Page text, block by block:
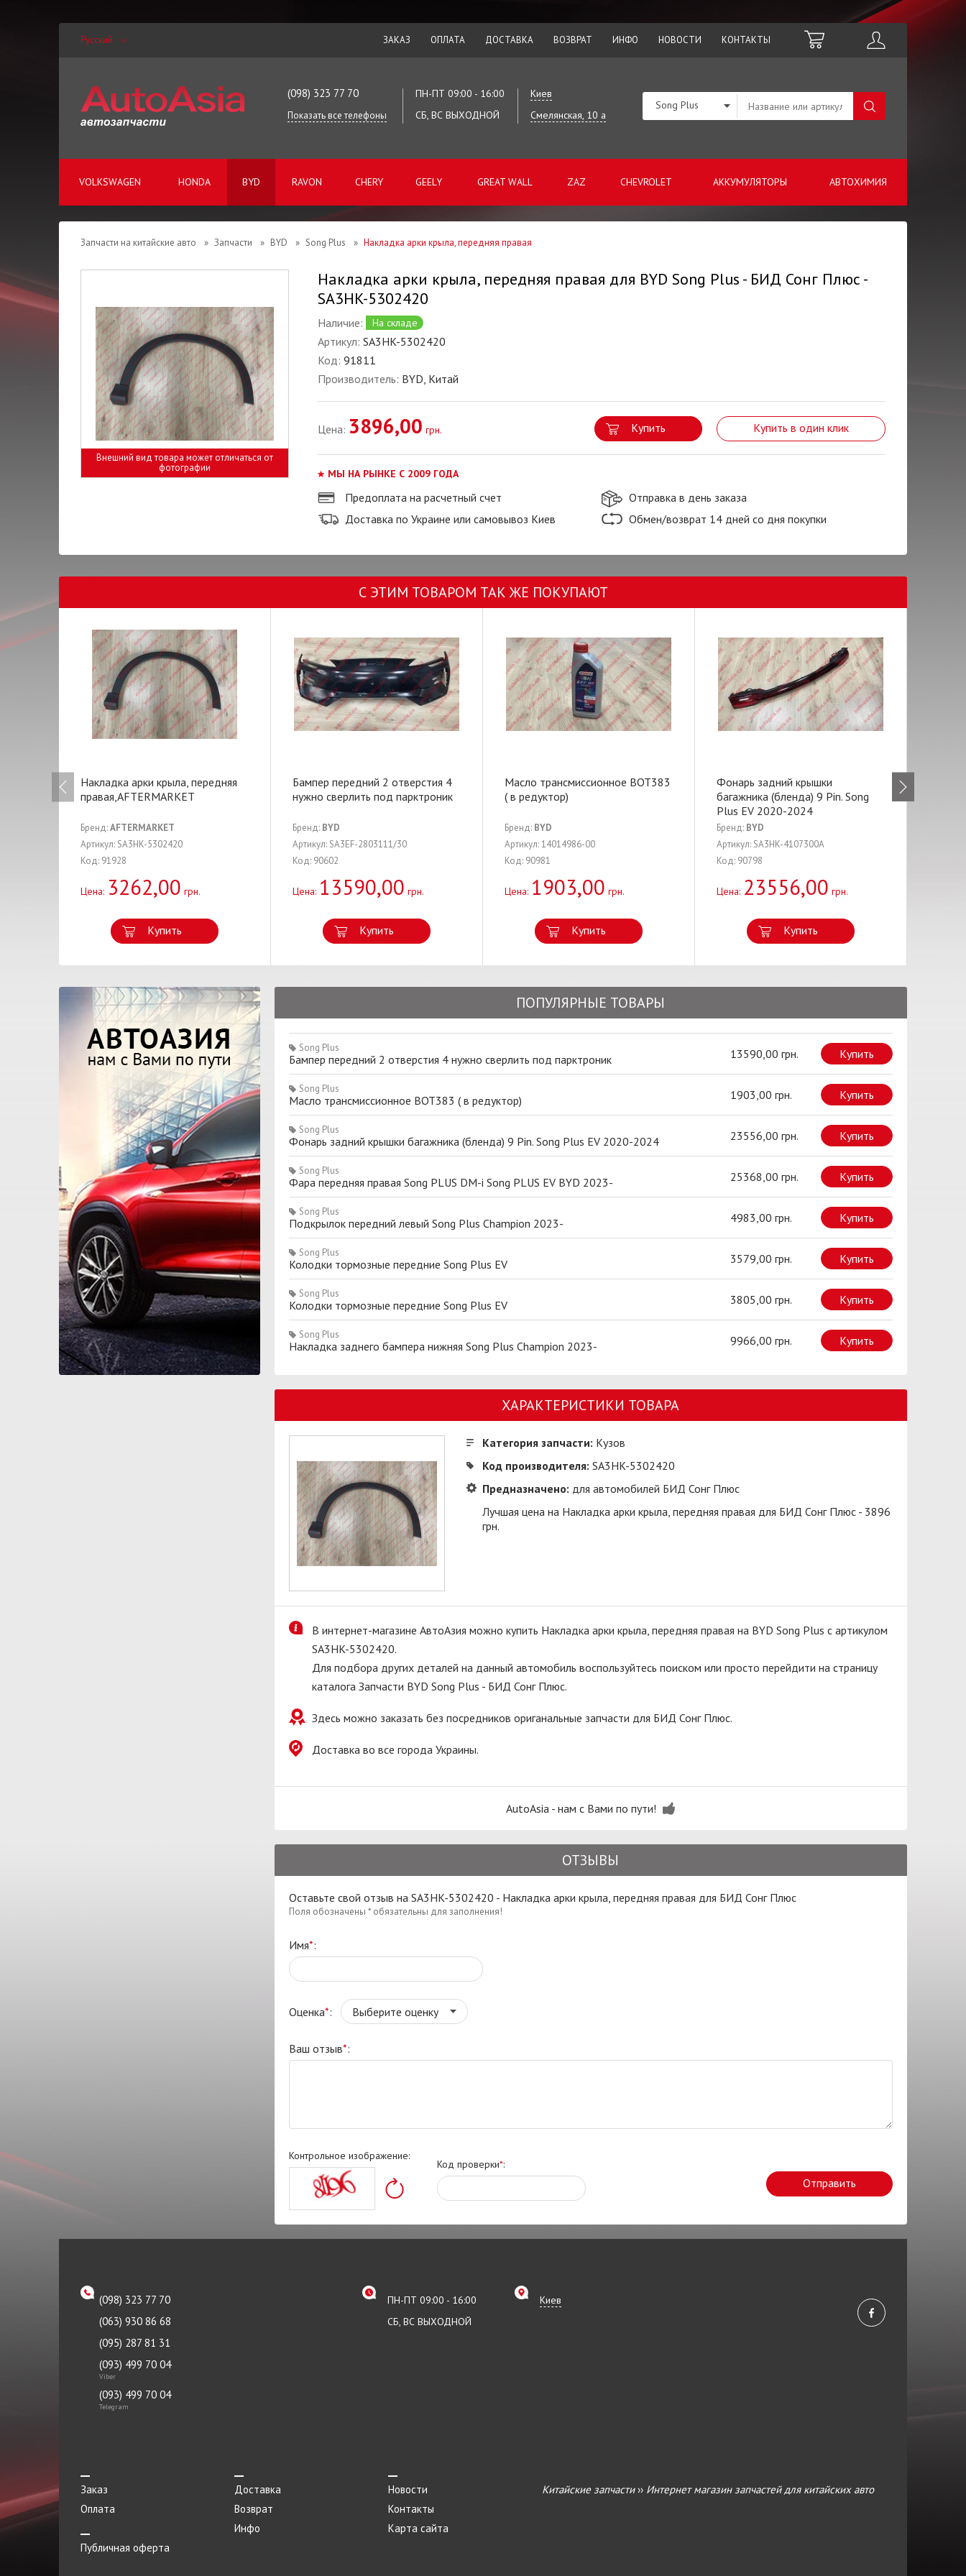
Русский ЗАКАЗ ОПЛАТА ДОСТАВКА ВОЗВРАТ ИНФО НОВОСТИ КОНТАКТЫ
(098) 323 77 70
Показать все телефоны
ПН-ПТ 09:00 - 16:00
СБ, ВС ВЫХОДНОЙ
Киев
Смелянская, 10 а
VOLKSWAGEN HONDA BYD RAVON CHERY GEELY GREAT WALL ZAZ CHEVROLET АККУМУЛЯТОРЫ АВТОХИМИЯ
Song Plus
Запчасти на китайские авто » Запчасти » BYD » Song Plus » Накладка арки крыла, передняя правая
Внешний вид товара может отличаться от
фотографии
Накладка арки крыла, передняя правая для BYD Song Plus - БИД Сонг Плюс -
SA3HK-5302420
Наличие: На складе
Артикул: SA3HK-5302420
Код: 91811
Производитель: BYD, Китай
Цена: 3896,00 грн. Купить Купить в один клик
МЫ НА РЫНКЕ С 2009 ГОДА
Предоплата на расчетный счет
Отправка в день заказа
Доставка по Украине или самовывоз Киев
Обмен/возврат 14 дней со дня покупки
С ЭТИМ ТОВАРОМ ТАК ЖЕ ПОКУПАЮТ
Накладка арки крыла, передняя
правая,AFTERMARKET
Бренд:AFTERMARKET
Артикул: SA3HK-5302420
Код: 91928
Цена: 3262,00 грн.
Купить
Бампер передний 2 отверстия 4
нужно сверлить под парктроник
Бренд: BYD
Артикул: SA3EF-2803111/30
Код: 90602
Цена: 13590,00 грн.
Купить
Масло трансмиссионное BOT383
( в редуктор)
Бренд: BYD
Артикул: 14014986-00
Код: 90981
Цена: 1903,00 грн.
Купить
Фонарь задний крышки
багажника (бленда) 9 Pin. Song
Plus EV 2020-2024
Бренд: BYD
Артикул: SA3HK-4107300A
Код: 90798
Цена: 23556,00 грн.
Купить
ПОПУЛЯРНЫЕ ТОВАРЫ
Song Plus
Бампер передний 2 отверстия 4 нужно сверлить под парктроник 13590,00 грн. Купить
Song Plus
Масло трансмиссионное BOT383 ( в редуктор) 1903,00 грн. Купить
Song Plus
Фонарь задний крышки багажника (бленда) 9 Pin. Song Plus EV 2020-2024 23556,00 грн. Купить
Song Plus
Фара передняя правая Song PLUS DM-i Song PLUS EV BYD 2023- 25368,00 грн. Купить
Song Plus
Подкрылок передний левый Song Plus Champion 2023- 4983,00 грн. Купить
Song Plus
Колодки тормозные передние Song Plus EV 3579,00 грн. Купить
Song Plus
Колодки тормозные передние Song Plus EV 3805,00 грн. Купить
Song Plus
Накладка заднего бампера нижняя Song Plus Champion 2023- 9966,00 грн. Купить
ХАРАКТЕРИСТИКИ ТОВАРА
Категория запчасти: Кузов
Код производителя: SA3HK-5302420
Предназначено: для автомобилей БИД Сонг Плюс
Лучшая цена на Накладка арки крыла, передняя правая для БИД Сонг Плюс - 3896
грн.
В интернет-магазине АвтоАзия можно купить Накладка арки крыла, передняя правая на BYD Song Plus с артикулом
SA3HK-5302420.
Для подбора других деталей на данный автомобиль воспользуйтесь поиском или просто перейдити на страницу
каталога Запчасти BYD Song Plus - БИД Сонг Плюс.
Здесь можно заказать без посредников ориганальные запчасти для БИД Сонг Плюс.
Доставка во все города Украины.
AutoAsia - нам с Вами по пути!
ОТЗЫВЫ
Оставьте свой отзыв на SA3HK-5302420 - Накладка арки крыла, передняя правая для БИД Сонг Плюс
Поля обозначены * обязательны для заполнения!
Имя*:
Оценка*:
Ваш отзыв*:
Контрольное изображение:
Код проверки*:
Отправить
(098) 323 77 70
(063) 930 86 68
(095) 287 81 31
(093) 499 70 04
Viber
(093) 499 70 04
Telegram
ПН-ПТ 09:00 - 16:00
СБ, ВС ВЫХОДНОЙ
Киев
Заказ
Оплата
Доставка
Возврат
Инфо
Новости
Контакты
Карта сайта
Публичная оферта
Китайские запчасти›› Интернет магазин запчастей для китайских авто